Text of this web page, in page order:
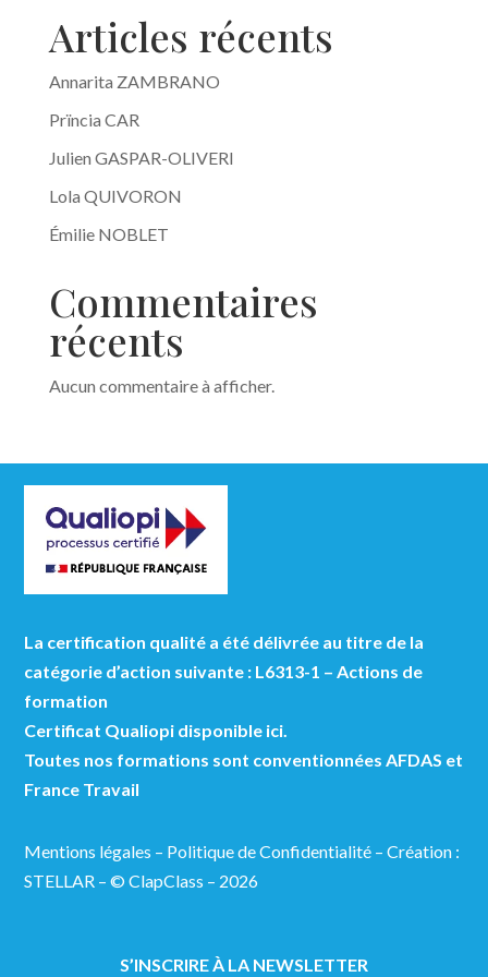
Articles récents
Annarita ZAMBRANO
Prïncia CAR
Julien GASPAR-OLIVERI
Lola QUIVORON
Émilie NOBLET
Commentaires
récents
Aucun commentaire à afficher.
La certification qualité a été délivrée au titre de la
catégorie d’action suivante : L6313-1 – Actions de
formation
Certificat Qualiopi disponible ici.
Toutes nos formations sont conventionnées AFDAS et
France Travail
Mentions légales – Politique de Confidentialité –Création :
STELLAR – © ClapClass – 2026
S’INSCRIRE À LA NEWSLETTER